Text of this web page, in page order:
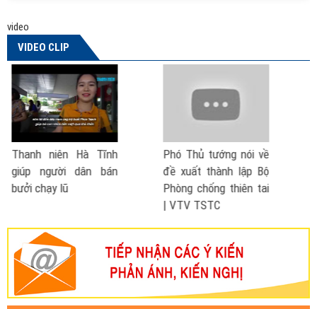
video
VIDEO CLIP
Phó Thủ tướng nói về
đề xuất thành lập Bộ
Phòng chống thiên tai
Cách phòng chống bão
- lũ lụt